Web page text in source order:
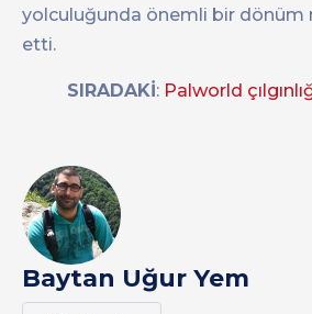
yolculuğunda önemli bir dönüm
etti.
SIRADAKİ: Palworld
Baytan Uğur Yem